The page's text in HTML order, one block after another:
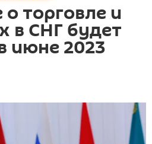
торговле и
в СНГ будет
июне 2023